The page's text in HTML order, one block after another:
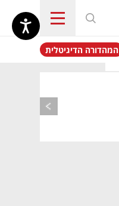
נפתח בכרטיסייה חדשה
המהדורה הדיגיטלית